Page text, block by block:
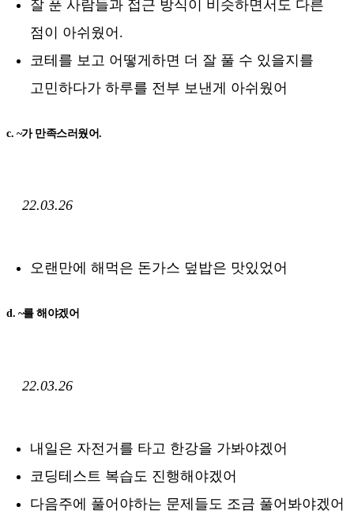
잘 푼 사람들과 접근 방식이 비슷하면서도 다른
점이 아쉬웠어.
코테를 보고 어떻게하면 더 잘 풀 수 있을지를
고민하다가 하루를 전부 보낸게 아쉬웠어
c. ~가 만족스러웠어.
22.03.26
오랜만에 해먹은 돈가스 덮밥은 맛있었어
d. ~를 해야겠어
22.03.26
내일은 자전거를 타고 한강을 가봐야겠어
코딩테스트 복습도 진행해야겠어
다음주에 풀어야하는 문제들도 조금 풀어봐야겠어